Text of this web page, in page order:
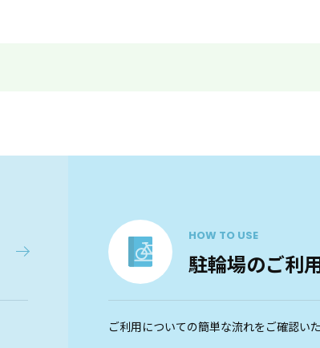
HOW TO USE
駐輪場のご利
ご利用についての簡単な流れをご確認いた